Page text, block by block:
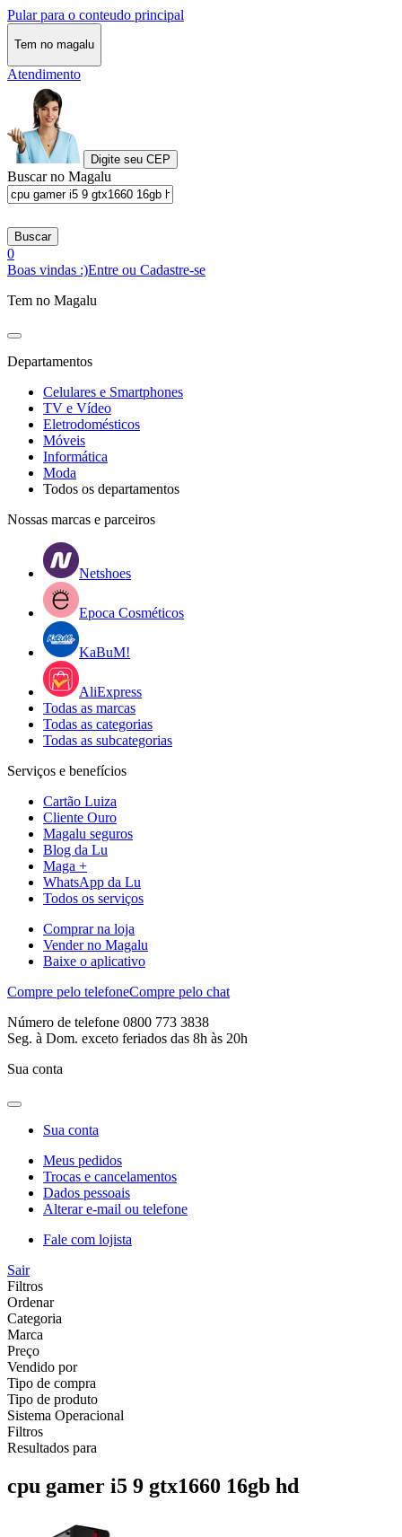
Pular para o conteudo principal
Tem no magalu
Atendimento
Digite seu CEP
Buscar no Magalu
Buscar
0
Boas vindas :)Entre ou Cadastre-se
Tem no Magalu
Departamentos
Celulares e Smartphones
TV e Vídeo
Eletrodomésticos
Móveis
Informática
Moda
Todos os departamentos
Nossas marcas e parceiros
Netshoes
Epoca Cosméticos
KaBuM!
AliExpress
Todas as marcas
Todas as categorias
Todas as subcategorias
Serviços e benefícios
Cartão Luiza
Cliente Ouro
Magalu seguros
Blog da Lu
Maga +
WhatsApp da Lu
Todos os serviços
Comprar na loja
Vender no Magalu
Baixe o aplicativo
Compre pelo telefoneCompre pelo chat
Número de telefone 0800 773 3838
Seg. à Dom. exceto feriados das 8h às 20h
Sua conta
Sua conta
Meus pedidos
Trocas e cancelamentos
Dados pessoais
Alterar e-mail ou telefone
Fale com lojista
Sair
Filtros
Ordenar
Categoria
Marca
Preço
Vendido por
Tipo de compra
Tipo de produto
Sistema Operacional
Filtros
Resultados para
cpu gamer i5 9 gtx1660 16gb hd